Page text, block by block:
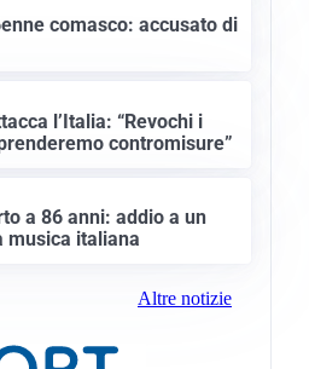
comasco: accusato di
l’Italia: “Revochi i
contromisure”
a 86 anni: addio a un
musica italiana
Altre notizie